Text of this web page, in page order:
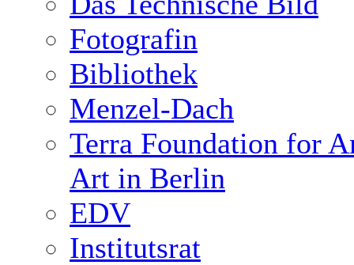
Fotografin
Bibliothek
Menzel-Dach
Terra Foundation for
Art in Berlin
EDV
Institutsrat